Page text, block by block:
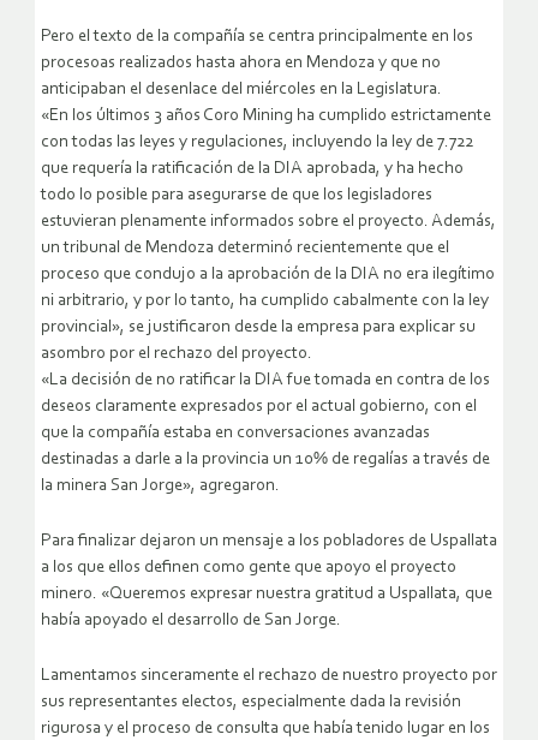
Pero el texto de la compañía se centra principalmente en los
procesoas realizados hasta ahora en Mendoza y que no
anticipaban el desenlace del miércoles en la Legislatura.
«En los últimos 3 años Coro Mining ha cumplido estrictamente
con todas las leyes y regulaciones, incluyendo la ley de 7.722
que requería la ratificación de la DIA aprobada, y ha hecho
todo lo posible para asegurarse de que los legisladores
estuvieran plenamente informados sobre el proyecto. Además,
un tribunal de Mendoza determinó recientemente que el
proceso que condujo a la aprobación de la DIA no era ilegítimo
ni arbitrario, y por lo tanto, ha cumplido cabalmente con la ley
provincial», se justificaron desde la empresa para explicar su
asombro por el rechazo del proyecto.
«La decisión de no ratificar la DIA fue tomada en contra de los
deseos claramente expresados por el actual gobierno, con el
que la compañía estaba en conversaciones avanzadas
destinadas a darle a la provincia un 10% de regalías a través de
la minera San Jorge», agregaron.
Para finalizar dejaron un mensaje a los pobladores de Uspallata
a los que ellos definen como gente que apoyo el proyecto
minero. «Queremos expresar nuestra gratitud a Uspallata, que
había apoyado el desarrollo de San Jorge.
Lamentamos sinceramente el rechazo de nuestro proyecto por
sus representantes electos, especialmente dada la revisión
rigurosa y el proceso de consulta que había tenido lugar en los